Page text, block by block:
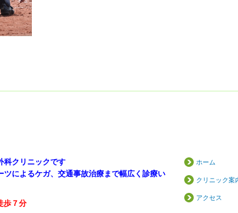
科クリニックです
ツによるケガ、交通事故治療まで幅広く診療い
歩７分
ホーム
クリニック案
アクセス